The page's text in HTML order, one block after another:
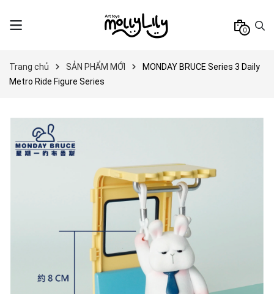
0
Trang chủ SẢN PHẨM MỚI
MONDAY BRUCE Series 3 Daily
Metro Ride Figure Series